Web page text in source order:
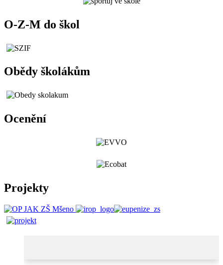
O-Z-M do škol
Obědy školákům
Ocenění
Projekty